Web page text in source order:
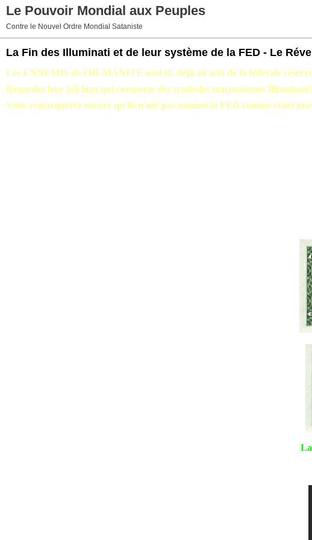
Le Pouvoir Mondial aux Peuples
Contre le Nouvel Ordre Mondial Sataniste
La Fin des Illuminati et de leur système de la FED - Le
Les ENNEMIS de l'HUMANITE sont là, déjà au sein de la fédérale
Regardez leur joli logo qui comporte des symboles maçonniques Illuminati/
Vous remarquerez encore qu'ils n'ont pas nommé la FED comme étant